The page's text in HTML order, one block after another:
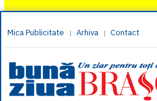
Mica Publicitate | Arhiva | Contact